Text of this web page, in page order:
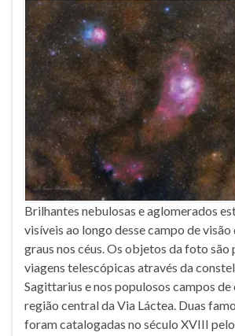
Brilhantes nebulosas e aglomerados
visíveis ao longo desse campo de visão
graus nos céus. Os objetos da foto são
viagens telescópicas através da
Sagittarius e nos populosos campos de
região central da Via Láctea. Duas
foram catalogadas no século XVIII